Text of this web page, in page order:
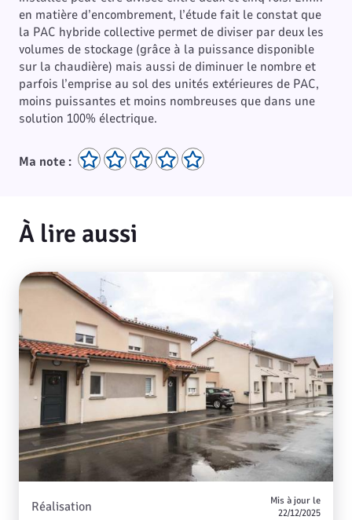
en matière d’encombrement, l’étude fait le constat que
la PAC hybride collective permet de diviser par deux les
volumes de stockage (grâce à la puissance disponible
sur la chaudière) mais aussi de diminuer le nombre et
parfois l’emprise au sol des unités extérieures de PAC,
moins puissantes et moins nombreuses que dans une
solution 100% électrique.
Ma note :
À lire aussi
Réalisation
Mis à jour le
22/12/2025